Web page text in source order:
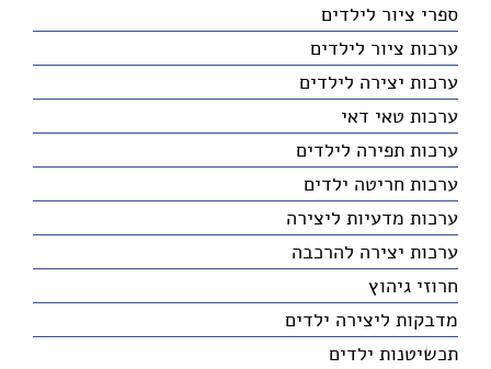
ספרי ציור לילדים
ערכות ציור לילדים
ערכות יצירה לילדים
ערכות טאי דאי
ערכות תפירה לילדים
ערכות חריטה ילדים
ערכות מדעיות ליצירה
ערכות יצירה להרכבה
חרוזי גיהוץ
מדבקות ליצירה ילדים
תכשיטנות ילדים